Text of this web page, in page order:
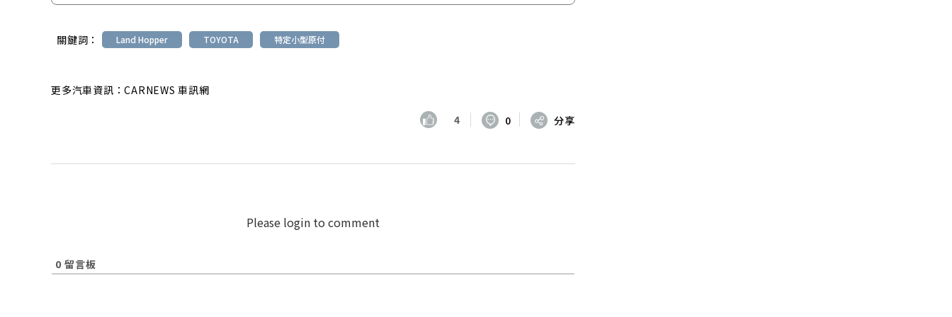
關鍵詞： Land Hopper TOYOTA 特定小型原付
更多汽車資訊：CARNEWS 車訊網
4 0 分享
Please login to comment
0 留言板